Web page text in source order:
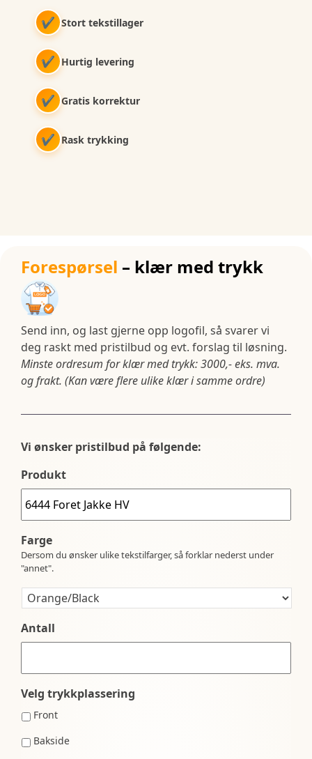
✔ Stort tekstillager
✔ Hurtig levering
✔ Gratis korrektur
✔ Rask trykking
Forespørsel – klær med trykk
Send inn, og last gjerne opp logofil, så svarer vi
deg raskt med pristilbud og evt. forslag til løsning.
Minste ordresum for klær med trykk: 3000,- eks. mva.
og frakt. (Kan være flere ulike klær i samme ordre)
Vi ønsker pristilbud på følgende:
Produkt
Farge
Dersom du ønsker ulike tekstilfarger, så forklar nederst under
"annet".
Antall
Velg trykkplassering
Front
Bakside